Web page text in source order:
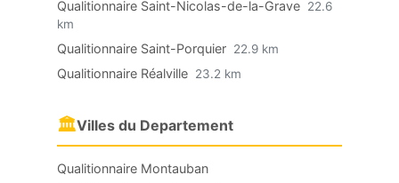
Qualitionnaire Saint-Nicolas-de-la-Grave 22.6
km
Qualitionnaire Saint-Porquier 22.9 km
Qualitionnaire Réalville 23.2 km
🏛Villes du Departement
Qualitionnaire Montauban